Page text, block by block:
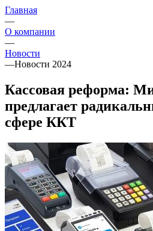
Главная
—
О компании
—
Новости
—Новости 2024
Кассовая реформа:
предлагает
сфере ККТ